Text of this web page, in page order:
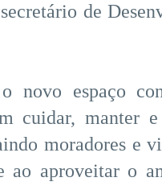
de
novo espaço
cuidar, manter
moradores e
ao aproveitar o